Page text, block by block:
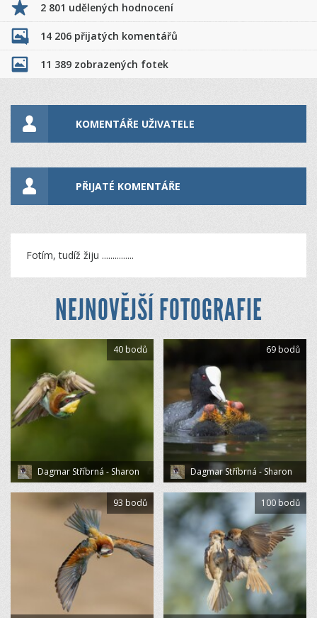
2 801 udělených hodnocení
14 206 přijatých komentářů
11 389 zobrazených fotek
KOMENTÁŘE UŽIVATELE
PŘIJATÉ KOMENTÁŘE
Fotím, tudíž žiju ...............
NEJNOVĚJŠÍ FOTOGRAFIE
Dagmar Stříbrná - Sharon
40 bodů
Dagmar Stříbrná - Sharon
69 bodů
93 bodů 100 bodů